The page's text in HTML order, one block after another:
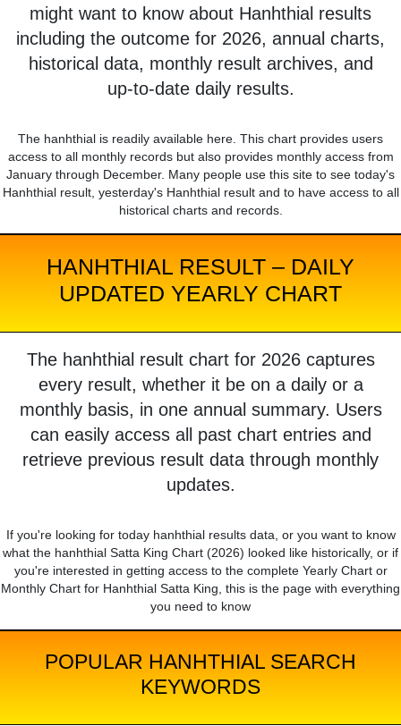
might want to know about Hanhthial results
including the outcome for 2026, annual charts,
historical data, monthly result archives, and
up-to-date daily results.
The hanhthial is readily available here. This chart provides users
access to all monthly records but also provides monthly access from
January through December. Many people use this site to see today's
Hanhthial result, yesterday's Hanhthial result and to have access to all
historical charts and records.
HANHTHIAL RESULT – DAILY
UPDATED YEARLY CHART
The hanhthial result chart for 2026 captures
every result, whether it be on a daily or a
monthly basis, in one annual summary. Users
can easily access all past chart entries and
retrieve previous result data through monthly
updates.
If you're looking for today hanhthial results data, or you want to know
what the hanhthial Satta King Chart (2026) looked like historically, or if
you're interested in getting access to the complete Yearly Chart or
Monthly Chart for Hanhthial Satta King, this is the page with everything
you need to know
POPULAR HANHTHIAL SEARCH
KEYWORDS